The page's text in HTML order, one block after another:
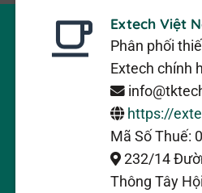
Extech Việt
Phân phối
Extech chính
https://
Mã Số Thuế:
232/14
Thông Tây